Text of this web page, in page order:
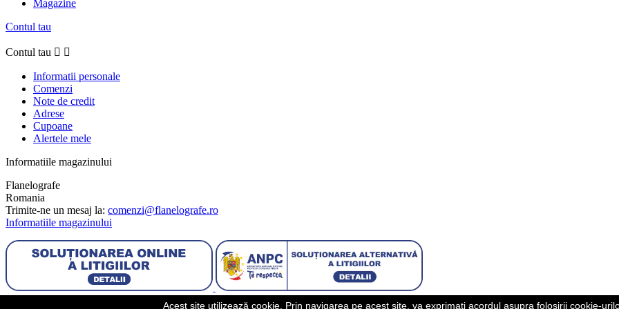
Magazine
Contul tau
Contul tau  
Informatii personale
Comenzi
Note de credit
Adrese
Cupoane
Alertele mele
Informatiile magazinului
Flanelografe
Romania
Trimite-ne un mesaj la: comenzi@flanelografe.ro
Informatiile magazinului
Acest site utilizează cookie. Prin navigarea pe acest site, va exprimati acordul asupra folosirii cookie-
© 2026 - MARMOTA HOUSE SRL. CUI: RO3133285, Reg.Com.: J40/3006/2013 | ANPC